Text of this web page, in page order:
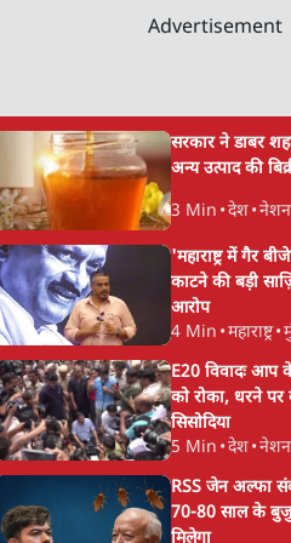
Advertisement
सरकार ने डाबर
अन्य उत्पाद की
3 Min •देश•
'महाराष्ट्र में गैर
काटने की बड़ी
आरोप
4 Min •महाराष्ट्र•
E20 विवादः आप
को रोका, धरने
सिसोदिया
5 Min •देश•
RSS जेन अल्फा
70-80 साल के